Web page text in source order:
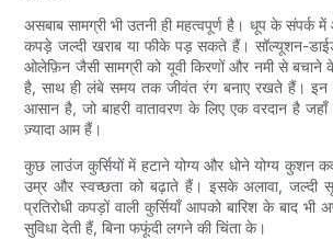
असबाब सामग्री भी उतनी ही महत्वपूर्ण है। धूप के संपर्क
कपड़े जल्दी खराब या फीके पड़ सकते हैं। सॉल्यूशन-
ओलेफ़िन जैसी सामग्री को यूवी किरणों और नमी से बचाने
है, साथ ही लंबे समय तक जीवंत रंग बनाए रखते हैं। इन
आसान है, जो बाहरी वातावरण के लिए एक वरदान है
ज़्यादा आम हैं।
कुछ लाउंज कुर्सियों में हटाने योग्य और धोने योग्य कुशन
उम्र और स्वच्छता को बढ़ाते हैं। इसके अलावा, जल्दी
प्रतिरोधी कपड़ों वाली कुर्सियाँ आपको बारिश के बाद
सुविधा देती हैं, बिना फफूंदी लगने की चिंता के।